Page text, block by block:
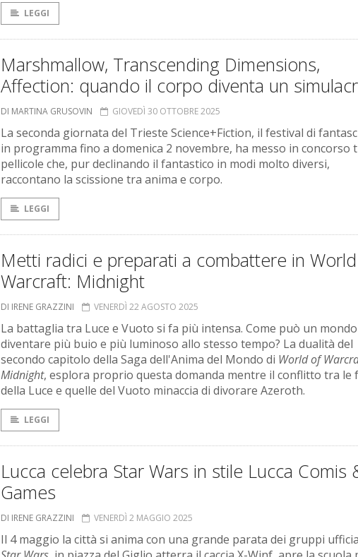
LEGGI
Marshmallow, Transcending Dimensions,
Affection: quando il corpo diventa un
DI MARTINA GRUSOVIN GIOVEDÌ 30 OTTOBRE 2025
La seconda giornata del Trieste Science+Fiction, il festival di
in programma fino a domenica 2 novembre, ha messo in concorso
pellicole che, pur declinando il fantastico in modi molto diversi,
raccontano la scissione tra anima e corpo.
LEGGI
Metti radici e preparati a combattere in
Warcraft: Midnight
DI IRENE GRAZZINI VENERDÌ 22 AGOSTO 2025
La battaglia tra Luce e Vuoto si fa più intensa. Come può un mondo
diventare più buio e più luminoso allo stesso tempo? La dualità del
secondo capitolo della Saga dell'Anima del Mondo di World of
Midnight, esplora proprio questa domanda mentre il conflitto tra le
della Luce e quelle del Vuoto minaccia di divorare Azeroth.
LEGGI
Lucca celebra Star Wars in stile Lucca Comis
Games
DI IRENE GRAZZINI VENERDÌ 2 MAGGIO 2025
Il 4 maggio la città si anima con una grande parata dei gruppi